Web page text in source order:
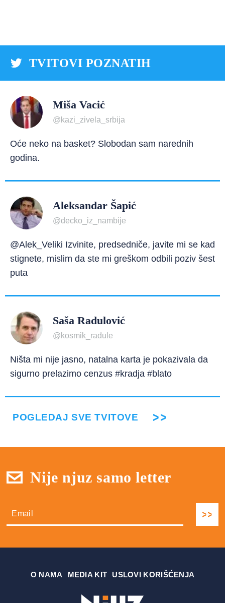
TVITOVI POZNATIH
Miša Vacić
@kazi_zivela_srbija
Oće neko na basket? Slobodan sam narednih
godina.
Aleksandar Šapić
@decko_iz_nambije
@Alek_Veliki Izvinite, predsedniče, javite mi se kad
stignete, mislim da ste mi greškom odbili poziv šest
puta
Saša Radulović
@kosmik_radule
Ništa mi nije jasno, natalna karta je pokazivala da
sigurno prelazimo cenzus #kradja #blato
POGLEDAJ SVE TVITOVE
Nije njuz samo letter
О NAMA MEDIA KIT USLOVI KORIŠĆENJA